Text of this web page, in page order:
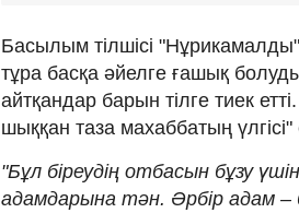
Басылым тілшісі
тұра басқа әйелге ғашық
айтқандар барын тілге тиек
шыққан таза махаббатың үлгісі"
"Бұл біреудің отбасын бұзу
адамдарына тән. Әрбір адам –